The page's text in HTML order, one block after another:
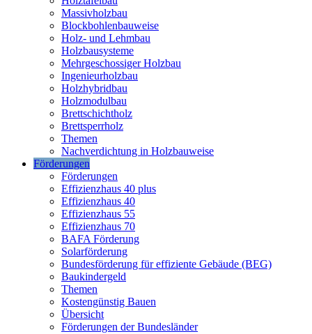
Massivholzbau
Blockbohlenbauweise
Holz- und Lehmbau
Holzbausysteme
Mehrgeschossiger Holzbau
Ingenieurholzbau
Holzhybridbau
Holzmodulbau
Brettschichtholz
Brettsperrholz
Themen
Nachverdichtung in Holzbauweise
Förderungen
Förderungen
Effizienzhaus 40 plus
Effizienzhaus 40
Effizienzhaus 55
Effizienzhaus 70
BAFA Förderung
Solarförderung
Bundesförderung für effiziente Gebäude (BEG)
Baukindergeld
Themen
Kostengünstig Bauen
Übersicht
Förderungen der Bundesländer